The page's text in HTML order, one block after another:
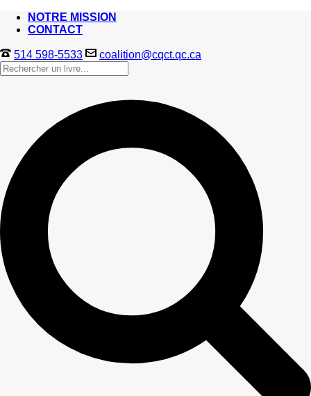
NOTRE MISSION
CONTACT
514 598-5533 coalition@cqct.qc.ca